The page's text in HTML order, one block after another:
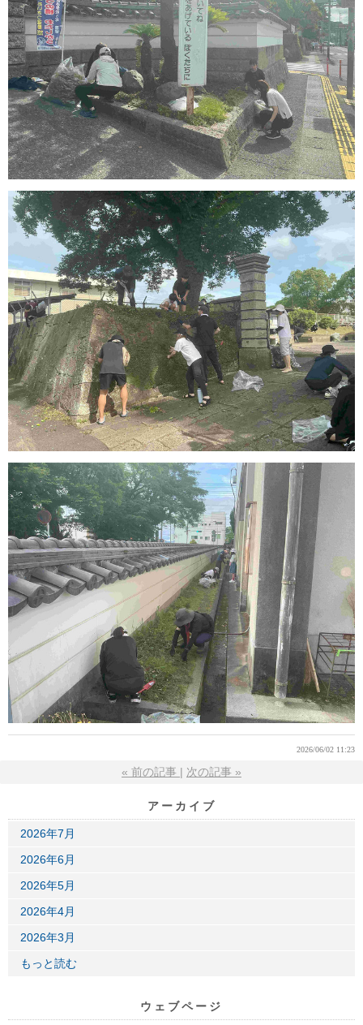
2026/06/02 11:23
« 前の記事 次の記事 »
アーカイブ
2026年7月
2026年6月
2026年5月
2026年4月
2026年3月
もっと読む
ウェブページ